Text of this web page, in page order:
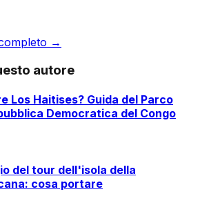
→
autore
Los Haitises? Guida del Parco
Democratica del Congo
del tour dell'isola della
cosa portare